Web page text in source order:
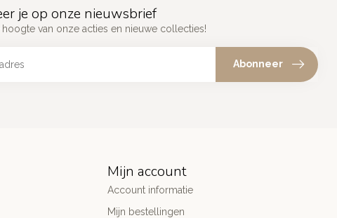
je op onze nieuwsbrief
van onze acties en nieuwe collecties!
Abonneer
Mijn account
Account informatie
Mijn bestellingen